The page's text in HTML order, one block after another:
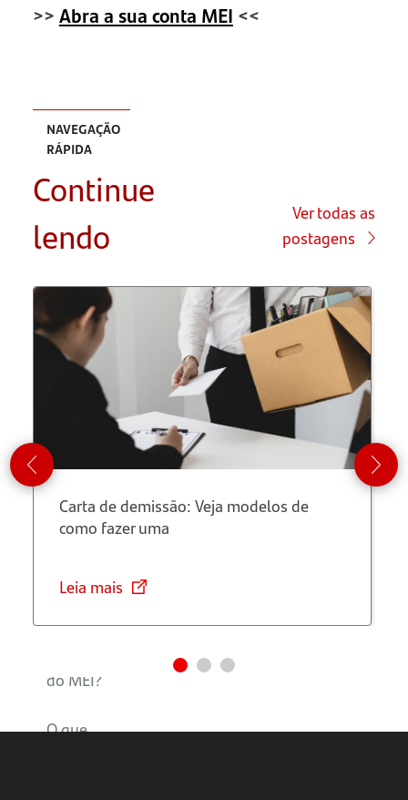
>> Abra a sua conta MEI <<
NAVEGAÇÃO
RÁPIDA
Qual o
limite de
faturamento
do MEI?
diferença
entre
faturamento
e lucro?
calcular o
faturamento
anual do
MEI?
Como
ultrapassei
do MEI?
O que
Continue
lendo
Ver todas as
postagens
Carta de demissão: Veja modelos de
como fazer uma
Leia mais